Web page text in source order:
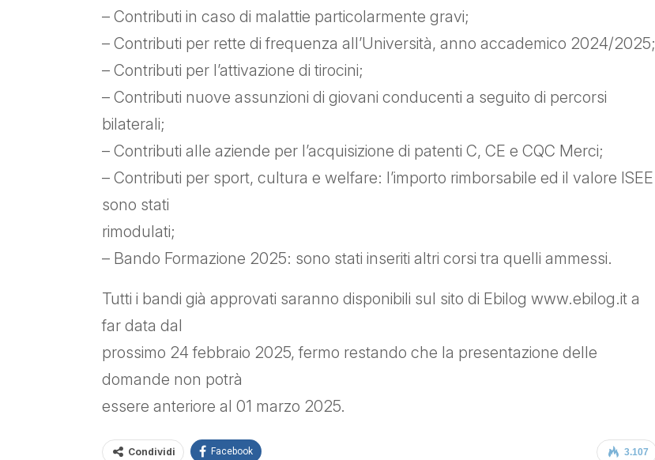
– Contributi in caso di malattie particolarmente gravi;
– Contributi per rette di frequenza all’Università, anno accademico 2024/2025;
– Contributi per l’attivazione di tirocini;
– Contributi nuove assunzioni di giovani conducenti a seguito di percorsi
bilaterali;
– Contributi alle aziende per l’acquisizione di patenti C, CE e CQC Merci;
– Contributi per sport, cultura e welfare: l’importo rimborsabile ed il valore ISEE
sono stati
rimodulati;
– Bando Formazione 2025: sono stati inseriti altri corsi tra quelli ammessi.
Tutti i bandi già approvati saranno disponibili sul sito di Ebilog www.ebilog.it a
far data dal
prossimo 24 febbraio 2025, fermo restando che la presentazione delle
domande non potrà
essere anteriore al 01 marzo 2025.
3.107
Condividi Facebook